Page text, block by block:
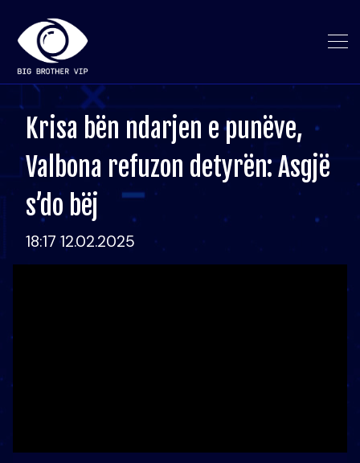
Krisa bën ndarjen e punëve,
Valbona refuzon detyrën: Asgjë
s’do bëj
18:17 12.02.2025